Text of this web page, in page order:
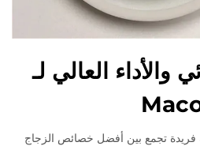
والأداء العالي لـ
فريدة تجمع بين أفضل خصائص الزجاج